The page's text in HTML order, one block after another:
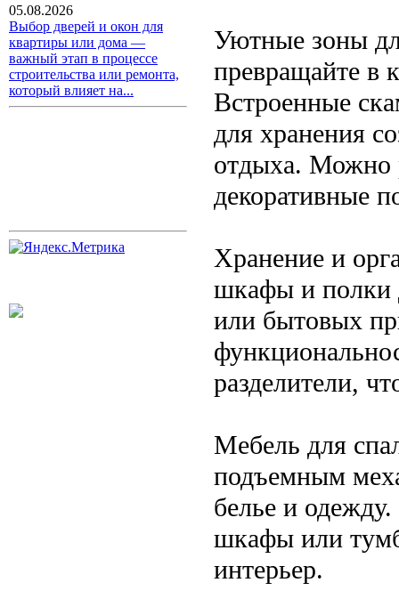
05.08.2026
Выбор дверей и окон для
квартиры или дома —
важный этап в процессе
строительства или ремонта,
который влияет на...
Уютные зоны
превращайте в
Встроенные
для хранения
отдыха. Можно
декоративные
Хранение и
шкафы и полки
или бытовых
разделители,
Мебель для
подъемным
белье и
шкафы или
интерьер.